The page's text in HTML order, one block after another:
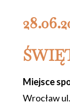
Miejsce
Wrocław